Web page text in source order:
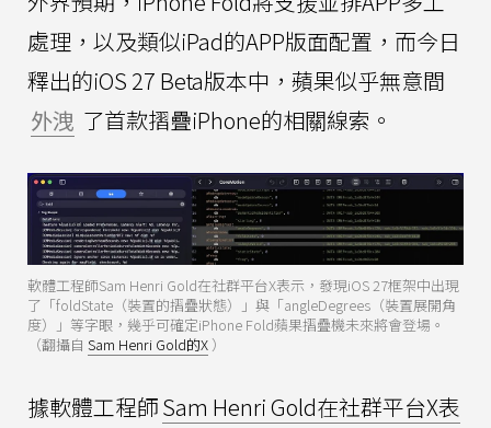
處理，以及類似iPad的APP版面配置，而今日
釋出的iOS 27 Beta版本中，蘋果似乎無意間
外洩 了首款摺疊iPhone的相關線索。
軟體工程師Sam Henri Gold在社群平台X表示，發現iOS 27框架中出現
了「foldState（裝置的摺疊狀態）」與「angleDegrees（裝置展開角
度）」等字眼，幾乎可確定iPhone Fold蘋果摺疊機未來將會登場。
（翻攝自 Sam Henri Gold的X ）
據軟體工程師Sam Henri Gold在社群平台X表